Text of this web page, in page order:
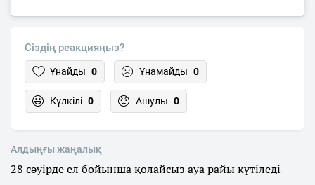
Сіздің реакцияңыз?
Ұнайды 0 Ұнамайды 0
Күлкілі 0 Ашулы 0
Алдыңғы жаңалық
28 cәуірде ел бойынша қолайсыз ауа райы күтіледі